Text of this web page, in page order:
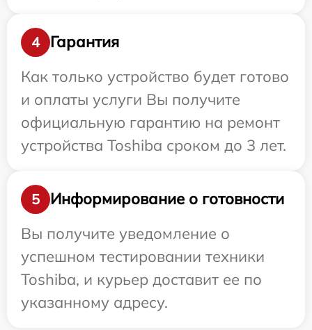
4
Гарантия
Как только устройство будет готово
и оплаты услуги Вы получите
официальную гарантию на ремонт
устройства Toshiba сроком до 3 лет.
5
Информирование о готовности
Вы получите уведомление о
успешном тестировании техники
Toshiba, и курьер доставит ее по
указанному адресу.